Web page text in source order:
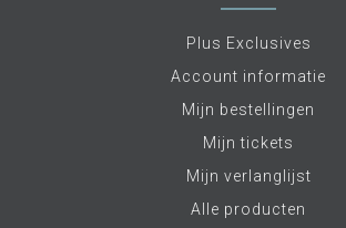
Plus Exclusives
Account informatie
Mijn bestellingen
Mijn tickets
Mijn verlanglijst
Alle producten